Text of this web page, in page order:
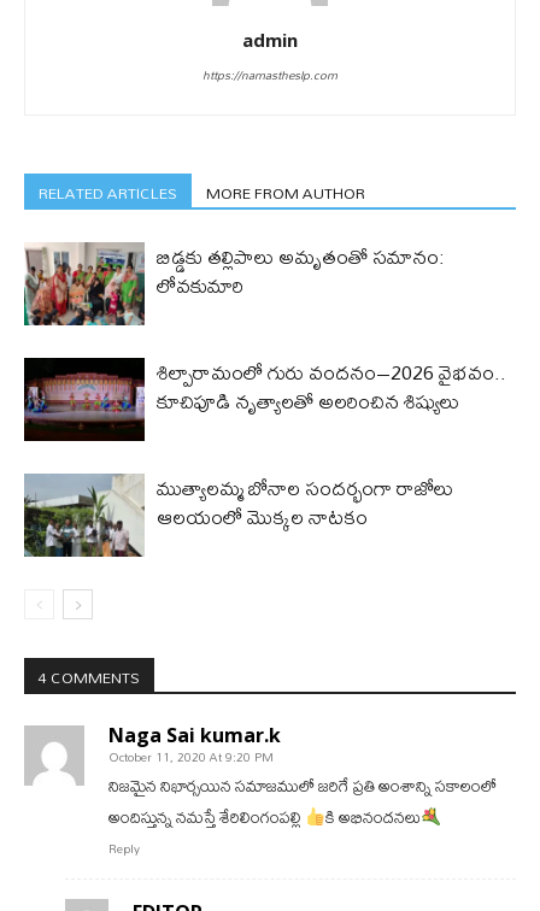
admin
https://namastheslp.com
RELATED ARTICLES MORE FROM AUTHOR
బిడ్డ‌కు త‌ల్లిపాలు అమృతంతో స‌మానం:
లోవ‌కుమారి
శిల్పారామంలో గురు వందనం–2026 వైభవం..
కూచిపూడి నృత్యాలతో అలరించిన శిష్యులు
ముత్యాలమ్మ బోనాల సందర్భంగా రాజోలు
ఆలయంలో మొక్కల నాటకం
4 COMMENTS
Naga Sai kumar.k
October 11, 2020 At 9:20 PM
నిజమైన నిఖార్సయిన సమాజములో జరిగే ప్రతి అంశాన్ని సకాలంలో
అందిస్తున్న నమస్తే శేరిలింగంపల్లి
కి అభినందనలు
Reply